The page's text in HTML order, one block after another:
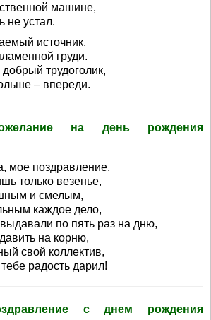
машине,
не устал.
источник,
груди.
трудоголик,
– впереди.
на день рождения
мое поздравление,
только везенье,
и смелым,
каждое дело,
по пять раз на дню,
на корню,
свой коллектив,
радость дарил!
с днем рождения